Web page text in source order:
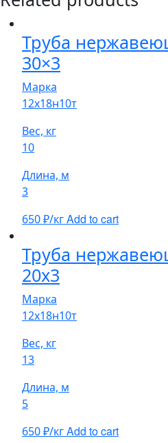
Труба
30×3
Марка
12х18н10т
Вес, кг
10
Длина, м
3
650₽/кгAdd to cart
Труба
20х3
Марка
12х18н10т
Вес, кг
13
Длина, м
5
650₽/кгAdd to cart